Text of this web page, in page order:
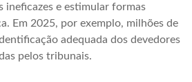
ineficazes e estimular formas
Em 2025, por exemplo, milhões de
adequada dos devedores
pelos tribunais.